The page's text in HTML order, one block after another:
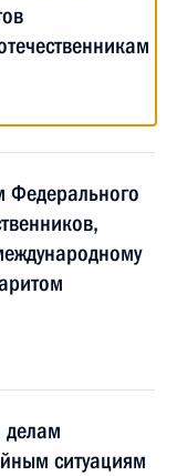
Федерального
делам
ситуациям